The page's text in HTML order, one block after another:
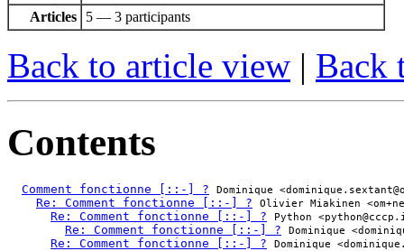
Articles
5 — 3 participants
Back to article view | Back
Contents
Comment fonctionne [::-] ? Dominique
Re: Comment fonctionne [::-] ? Olivier Miakinen
Re: Comment fonctionne [::-] ? Python
Re: Comment fonctionne [::-] ? Dominique
Re: Comment fonctionne [::-] ? Dominique